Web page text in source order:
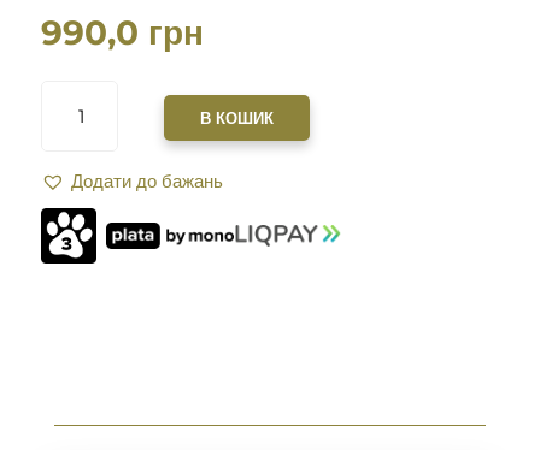
990,0 грн
XGUN
СЛОТА
M-
LOK
КІЛЬКІСТЬ
В КОШИК
Додати до бажань